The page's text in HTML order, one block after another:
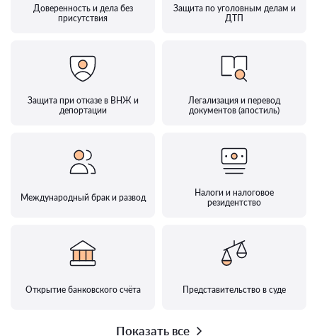
Доверенность и дела без
присутствия
Защита по уголовным делам и
ДТП
Защита при отказе в ВНЖ и
депортации
Легализация и перевод
документов (апостиль)
Международный брак и развод
Налоги и налоговое
резидентство
Открытие банковского счёта Представительство в суде
Показать все